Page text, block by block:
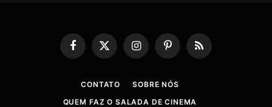
Facebook
X
(Twitter)
InstagramPinterestRSS
CONTATO
SOBRE NÓS
QUEM FAZ O SALADA DE CINEMA